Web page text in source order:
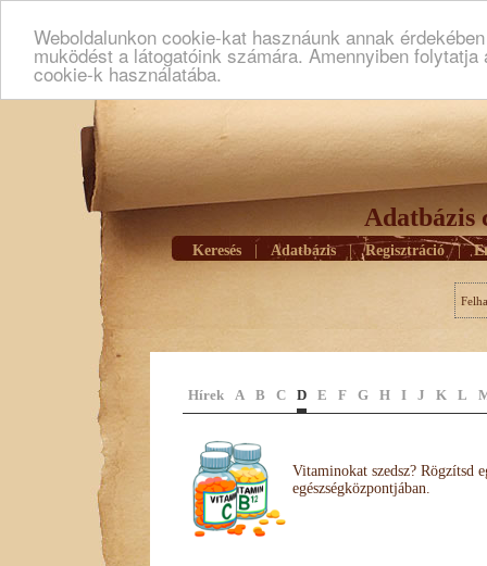
Weboldalunkon cookie-kat hasznáunk annak
muködést a látogatóink számára. Amennyiben
cookie-k használatába.
Adatbázis
Keresés Adatbázis | Regisztráció |
Hírek A B C D E F G H I J K L
Vitaminokat szedsz? Rögzítsd
egészségközpontjában.